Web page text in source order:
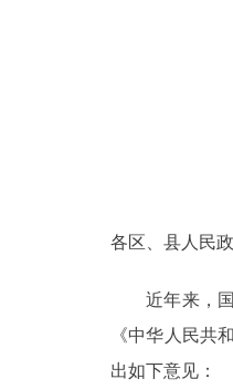
政务服务
各区、县人民
近年来，国
《中华人民共
出如下意见：